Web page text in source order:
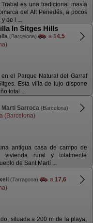
es una tradicional masía
del Alt Penedés, a pocos
de l ...
In Sitges Hills
(Barcelona) a 14,5
el Parque Natural del Garraf
Esta villa de lujo dispone
total ...
Marti Sarroca (Barcelona)
(Barcelona)
antigua casa de campo de
vivienda rural y totalmente
de Sant Martí ...
(Tarragona) a 17,6
situada a 200 m de la playa,